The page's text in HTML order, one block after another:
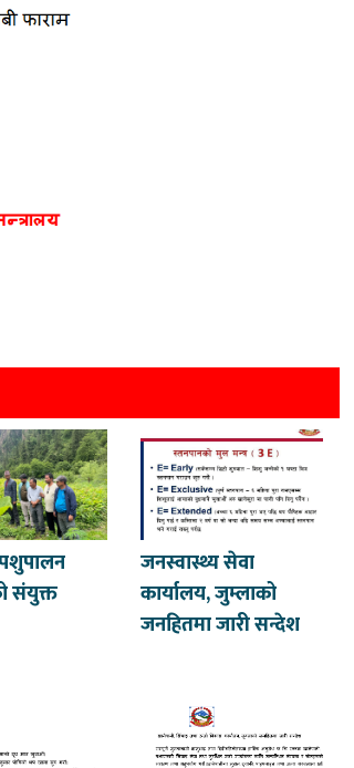
संयुक्त
जनस्वास्थ्य सेवा
कार्यालय, जुम्लाको
जनहितमा जारी सन्देश